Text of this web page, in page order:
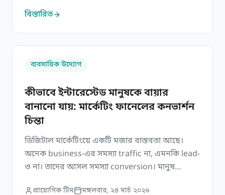
যায় funnel কাগজে ঠিক আছে, কিন্তু কাজে ফল দিচ্ছে
না। এই জায়গাতেই হতাশা তৈরি হয়। কারণ business
ভাবে তারা সবই […]
বিস্তারিত
ব্যবসায়িক উদ্যোগ
কীভাবে ইন্টারেস্টেড মানুষকে বায়ার
বানানো যায়: মার্কেটিং ফানেলের কনভার্শন
চিন্তা
ডিজিটাল মার্কেটিংয়ে একটি মজার বাস্তবতা আছে।
অনেক business-এর সমস্যা traffic না, এমনকি lead-
ও না। তাদের আসল সমস্যা conversion। মানুষ
প্রায়োগিক টিম মঙ্গলবার, ২৪ মার্চ ২০২৬